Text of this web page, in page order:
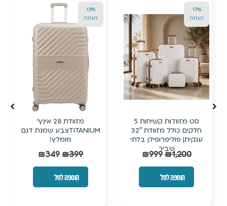
24%
הנחה
טרולי קשיח איכותי
מפוליפרופילן + ביוטי קייס
תואם | שמנת
₪249
₪190
הוספה לסל
24%
הנחה
טרולי עלייה למטוס בלתי
שביר +ביוטי קייס תואם –
סגול שזיף
₪249
₪190
הוספה לסל